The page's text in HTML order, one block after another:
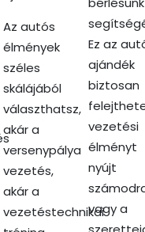
Az autós
élmények
széles
skálájából
választhatsz,
akár a
versenypálya
vezetés,
akár a
vezetéstechnikai
Ez az
ajándék
biztosan
vezetési
élményt
nyújt
vagy a